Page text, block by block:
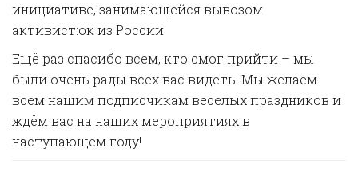
инициативе, занимающейся вывозом
активист:ок из России.
Ещё раз спасибо всем, кто смог прийти – мы
были очень рады всех вас видеть! Мы желаем
всем нашим подписчикам веселых праздников и
ждём вас на наших мероприятиях в
наступающем году!